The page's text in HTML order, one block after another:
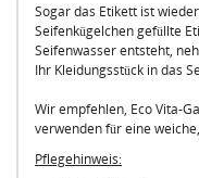
Sogar das Etikett ist
Seifenkügelchen gefüllte
Seifenwasser entsteht,
Ihr Kleidungsstück in das
Wir empfehlen, Eco Vita-
verwenden für eine
Pflegehinweis: